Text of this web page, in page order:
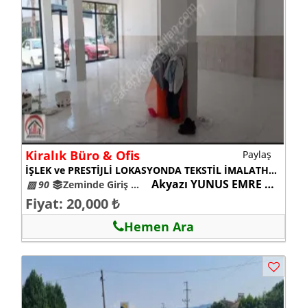
Kiralık Büro & Ofis
İŞLEK ve PRESTİJLİ LOKASYONDA TEKSTİL İMALATHANE ve OFİS KULLANIMI İÇİN UYGUN 90 M2 KİRALIK İŞ YERİ
▨ 90
Zeminde Giriş Kat 21-25 Akyazı YUNUS EMRE MAHALLESİ
Fiyat: 20,000 ₺
Hemen Ara
Paylaş